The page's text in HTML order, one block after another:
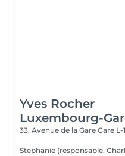
Yves Rocher
Luxembourg-
33, Avenue de la Gare Gare L-
Stephanie (responsable,